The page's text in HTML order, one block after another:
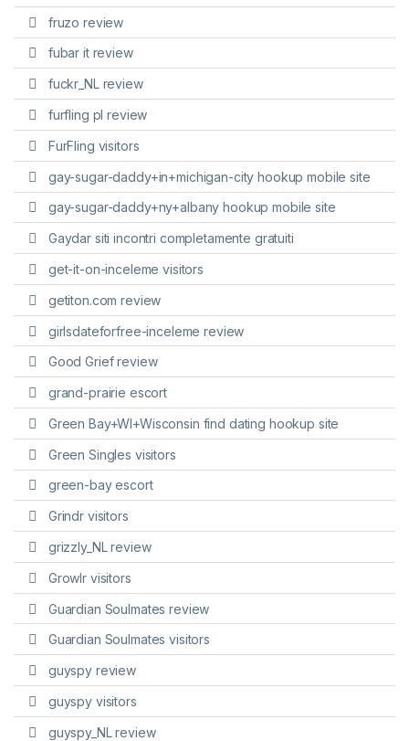
fruzo review
fubar it review
fuckr_NL review
furfling pl review
FurFling visitors
gay-sugar-daddy+in+michigan-city hookup mobile site
gay-sugar-daddy+ny+albany hookup mobile site
Gaydar siti incontri completamente gratuiti
get-it-on-inceleme visitors
getiton.com review
girlsdateforfree-inceleme review
Good Grief review
grand-prairie escort
Green Bay+WI+Wisconsin find dating hookup site
Green Singles visitors
green-bay escort
Grindr visitors
grizzly_NL review
Growlr visitors
Guardian Soulmates review
Guardian Soulmates visitors
guyspy review
guyspy visitors
guyspy_NL review